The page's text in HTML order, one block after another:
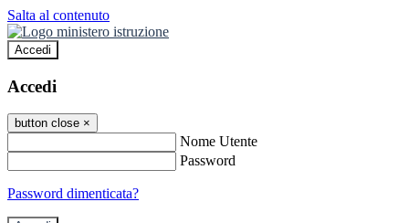
Salta al contenuto
Accedi
Accedi
button close ×
Nome Utente
Password
Password dimenticata?